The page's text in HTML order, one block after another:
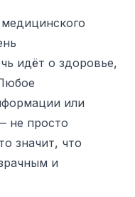
идёт о здоровье,
или
не просто
значит, что
и